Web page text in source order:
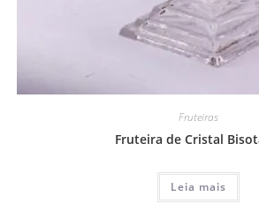
Fruteiras
Fruteira de Cristal
Leia mais